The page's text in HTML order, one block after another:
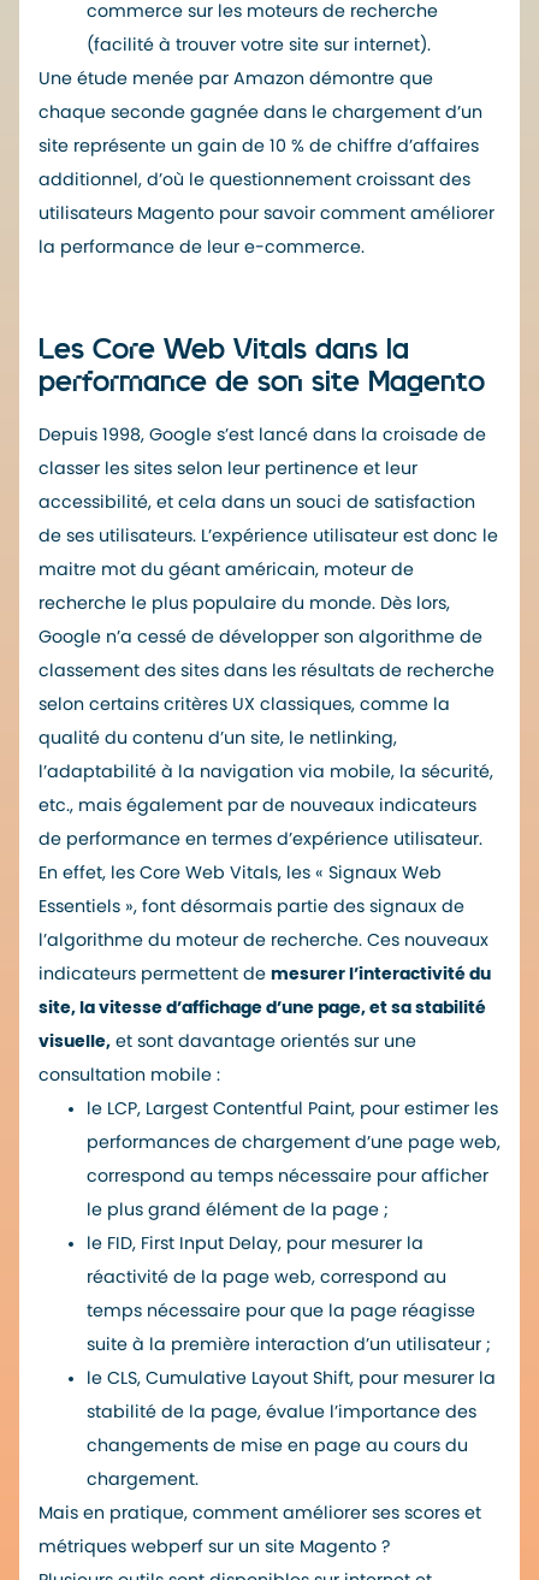
commerce sur les moteurs de recherche
(facilité à trouver votre site sur internet).
Une étude menée par Amazon démontre que
chaque seconde gagnée dans le chargement d’un
site représente un gain de 10 % de chiffre d’affaires
additionnel, d’où le questionnement croissant des
utilisateurs Magento pour savoir comment améliorer
la performance de leur e-commerce.
Les Core Web Vitals dans la
performance de son site Magento
Depuis 1998, Google s’est lancé dans la croisade de
classer les sites selon leur pertinence et leur
accessibilité, et cela dans un souci de satisfaction
de ses utilisateurs. L’expérience utilisateur est donc le
maitre mot du géant américain, moteur de
recherche le plus populaire du monde. Dès lors,
Google n’a cessé de développer son algorithme de
classement des sites dans les résultats de recherche
selon certains critères UX classiques, comme la
qualité du contenu d’un site, le netlinking,
l’adaptabilité à la navigation via mobile, la sécurité,
etc., mais également par de nouveaux indicateurs
de performance en termes d’expérience utilisateur.
En effet, les Core Web Vitals, les « Signaux Web
Essentiels », font désormais partie des signaux de
l’algorithme du moteur de recherche. Ces nouveaux
indicateurs permettent de mesurer l’interactivité du
site, la vitesse d’affichage d’une page, et sa stabilité
visuelle, et sont davantage orientés sur une
consultation mobile :
le LCP, Largest Contentful Paint, pour estimer les
performances de chargement d’une page web,
correspond au temps nécessaire pour afficher
le plus grand élément de la page ;
le FID, First Input Delay, pour mesurer la
réactivité de la page web, correspond au
temps nécessaire pour que la page réagisse
suite à la première interaction d’un utilisateur ;
le CLS, Cumulative Layout Shift, pour mesurer la
stabilité de la page, évalue l’importance des
changements de mise en page au cours du
chargement.
Mais en pratique, comment améliorer ses scores et
métriques webperf sur un site Magento ?